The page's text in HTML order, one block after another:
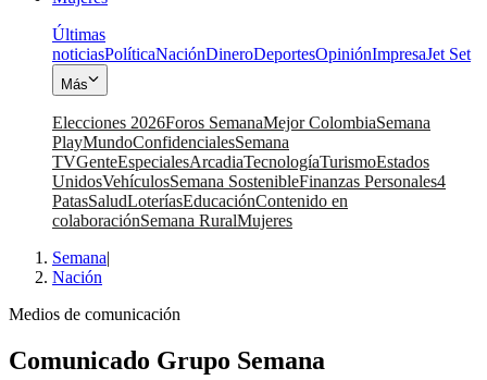
Últimas
noticiasPolíticaNaciónDineroDeportesOpiniónImpresaJet Set
Más
Elecciones 2026Foros SemanaMejor ColombiaSemana
PlayMundoConfidencialesSemana
TVGenteEspecialesArcadiaTecnologíaTurismoEstados
UnidosVehículosSemana SostenibleFinanzas Personales4
PatasSaludLoteríasEducaciónContenido en
colaboraciónSemana RuralMujeres
Semana|
Nación
Medios de comunicación
Comunicado Grupo Semana